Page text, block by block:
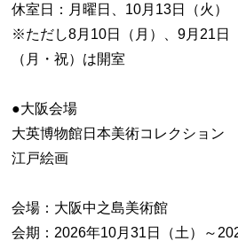
休室日：月曜日、10月13日（火）
※ただし8月10日（月）、9月21日
（月・祝）は開室
●大阪会場
大英博物館日本美術コレクション
江戸絵画
会場：大阪中之島美術館
会期：2026年10月31日（土）～